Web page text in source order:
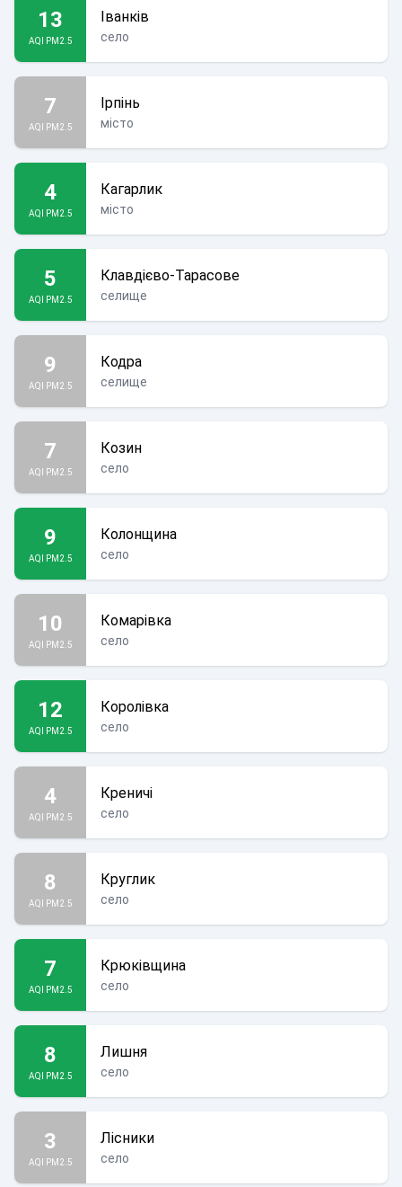
13
AQI PM2.5
Іванків
село
7
AQI PM2.5
Ірпінь
місто
4
AQI PM2.5
Кагарлик
місто
5
AQI PM2.5
Клавдієво-Тарасове
селище
9
AQI PM2.5
Кодра
селище
7
AQI PM2.5
Козин
село
9
AQI PM2.5
Колонщина
село
10
AQI PM2.5
Комарівка
село
12
AQI PM2.5
Королівка
село
4
AQI PM2.5
Креничі
село
8
AQI PM2.5
Круглик
село
7
AQI PM2.5
Крюківщина
село
8
AQI PM2.5
Лишня
село
3
AQI PM2.5
Лісники
село